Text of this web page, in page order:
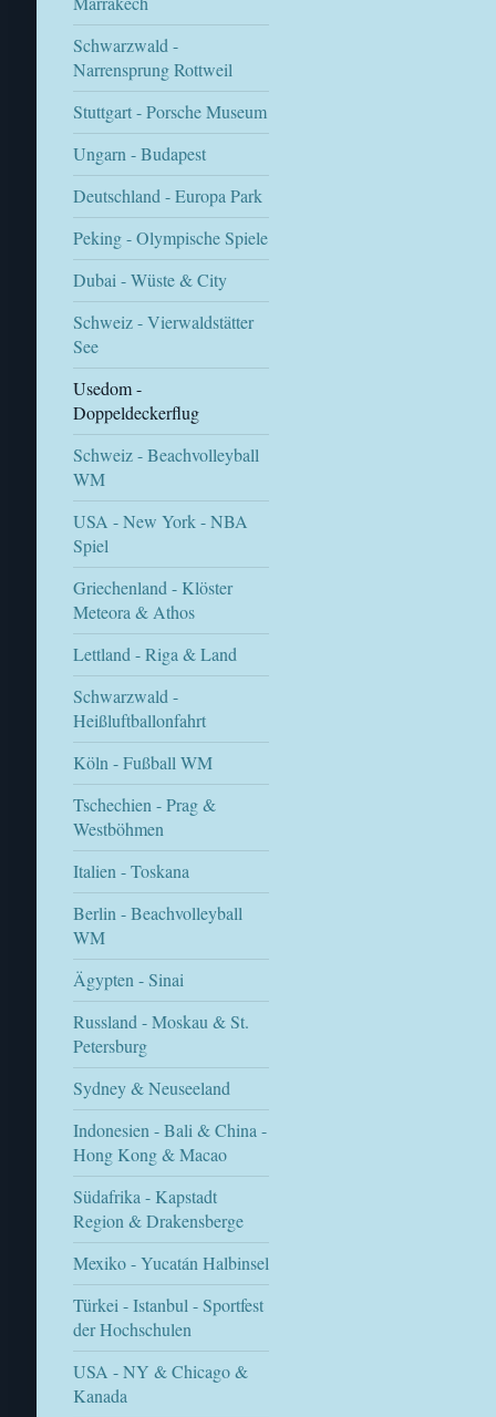
Schwarzwald -
Narrensprung Rottweil
Stuttgart - Porsche Museum
Ungarn - Budapest
Deutschland - Europa Park
Peking - Olympische Spiele
Dubai - Wüste & City
Schweiz - Vierwaldstätter
See
Usedom -
Doppeldeckerflug
Schweiz - Beachvolleyball
WM
USA - New York - NBA
Spiel
Griechenland - Klöster
Meteora & Athos
Lettland - Riga & Land
Schwarzwald -
Heißluftballonfahrt
Köln - Fußball WM
Tschechien - Prag &
Westböhmen
Italien - Toskana
Berlin - Beachvolleyball
WM
Ägypten - Sinai
Russland - Moskau & St.
Petersburg
Sydney & Neuseeland
Indonesien - Bali & China -
Hong Kong & Macao
Südafrika - Kapstadt
Region & Drakensberge
Mexiko - Yucatán Halbinsel
Türkei - Istanbul - Sportfest
der Hochschulen
USA - NY & Chicago &
Kanada